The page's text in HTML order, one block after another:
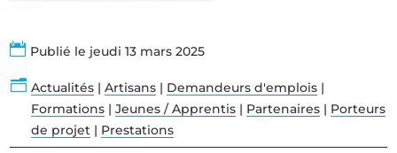
 Publié le jeudi 13 mars 2025
n Actualités| Artisans| Demandeurs d'emplois|
Formations| Jeunes / Apprentis| Partenaires| Porteurs
de projet| Prestations